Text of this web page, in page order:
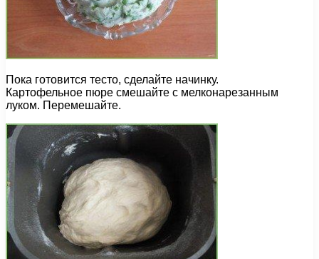
Пока готовится тесто, сделайте начинку.
Картофельное пюре смешайте с мелконарезанным
луком. Перемешайте.